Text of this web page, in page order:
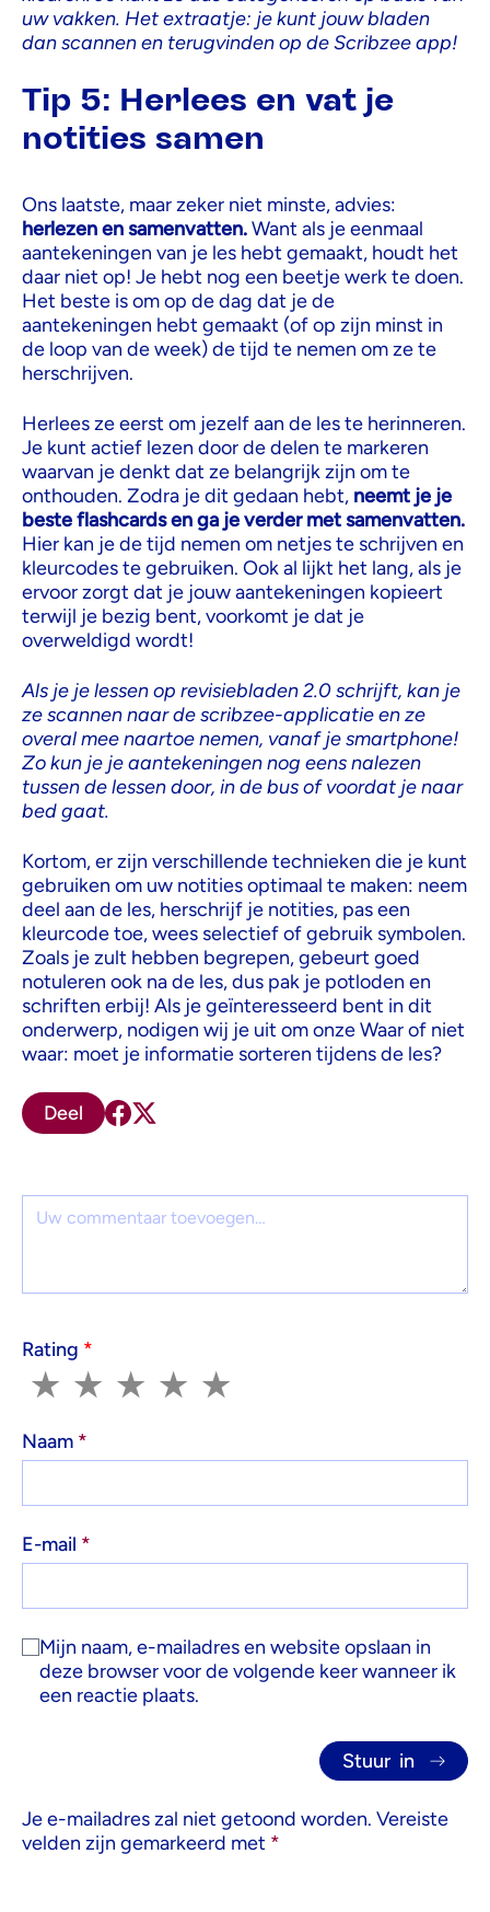
uw vakken. Het extraatje: je kunt jouw bladen
dan scannen en terugvinden op de Scribzee app!
Tip 5: Herlees en vat je
notities samen
Ons laatste, maar zeker niet minste, advies:
herlezen en samenvatten.Want als je eenmaal
aantekeningen van je les hebt gemaakt, houdt het
daar niet op! Je hebt nog een beetje werk te doen.
Het beste is om op de dag dat je de
aantekeningen hebt gemaakt (of op zijn minst in
de loop van de week) de tijd te nemen om ze te
herschrijven.
Herlees ze eerst om jezelf aan de les te herinneren.
Je kunt actief lezen door de delen te markeren
waarvan je denkt dat ze belangrijk zijn om te
onthouden. Zodra je dit gedaan hebt, neemt je je
beste flashcards en ga je verder met samenvatten.
Hier kan je de tijd nemen om netjes te schrijven en
kleurcodes te gebruiken. Ook al lijkt het lang, als je
ervoor zorgt dat je jouw aantekeningen kopieert
terwijl je bezig bent, voorkomt je dat je
overweldigd wordt!
Als je je lessen op revisiebladen 2.0 schrijft, kan je
ze scannen naar de scribzee-applicatie en ze
overal mee naartoe nemen, vanaf je smartphone!
Zo kun je je aantekeningen nog eens nalezen
tussen de lessen door, in de bus of voordat je naar
bed gaat.
Kortom, er zijn verschillende technieken die je kunt
gebruiken om uw notities optimaal te maken: neem
deel aan de les, herschrijf je notities, pas een
kleurcode toe, wees selectief of gebruik symbolen.
Zoals je zult hebben begrepen, gebeurt goed
notuleren ook na de les, dus pak je potloden en
schriften erbij! Als je geïnteresseerd bent in dit
onderwerp, nodigen wij je uit om onze Waar of niet
waar: moet je informatie sorteren tijdens de les?
Deel
Reactie
Rating *
1
★ 2
★ 3
★ 4
★ 5
★
Naam *
E-mail *
Mijn naam, e-mailadres en website opslaan in
deze browser voor de volgende keer wanneer ik
een reactie plaats.
Je e-mailadres zal niet getoond worden. Vereiste
velden zijn gemarkeerd met *